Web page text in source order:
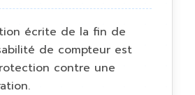
écrite de la fin de
de compteur est
contre une